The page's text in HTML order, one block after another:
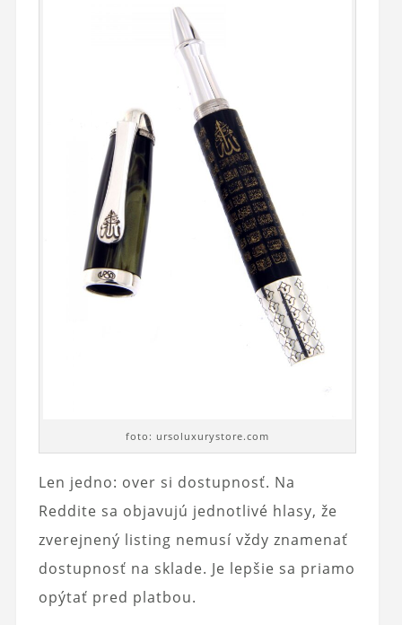
foto: ursoluxurystore.com
Len jedno: over si dostupnosť. Na
Reddite sa objavujú jednotlivé hlasy, že
zverejnený listing nemusí vždy znamenať
dostupnosť na sklade. Je lepšie sa priamo
opýtať pred platbou.